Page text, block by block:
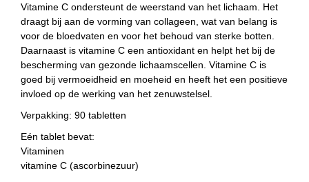
Vitamine C ondersteunt de weerstand van het lichaam. Het
draagt bij aan de vorming van collageen, wat van belang is
voor de bloedvaten en voor het behoud van sterke botten.
Daarnaast is vitamine C een antioxidant en helpt het bij de
bescherming van gezonde lichaamscellen. Vitamine C is
goed bij vermoeidheid en moeheid en heeft het een positieve
invloed op de werking van het zenuwstelsel.
Verpakking: 90 tabletten
Eén tablet bevat:
Vitaminen
vitamine C (ascorbinezuur)